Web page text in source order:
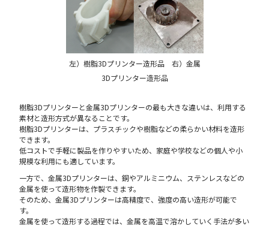
左）樹脂3Dプリンター造形品 右）金属
3Dプリンター造形品
樹脂3Dプリンターと金属3Dプリンターの最も大きな違いは、利用する
素材と造形方式が異なることです。
樹脂3Dプリンターは、プラスチックや樹脂などの柔らかい材料を造形
できます。
低コストで手軽に製品を作りやすいため、家庭や学校などの個人や小
規模な利用にも適しています。
一方で、金属3Dプリンターは、銅やアルミニウム、ステンレスなどの
金属を使って造形物を作製できます。
そのため、金属3Dプリンターは高精度で、強度の高い造形が可能で
す。
金属を使って造形する過程では、金属を高温で溶かしていく手法が多い